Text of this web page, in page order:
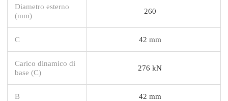
Diametro esterno
(mm)
260
C 42 mm
Carico dinamico di
base (C)
276 kN
B 42 mm